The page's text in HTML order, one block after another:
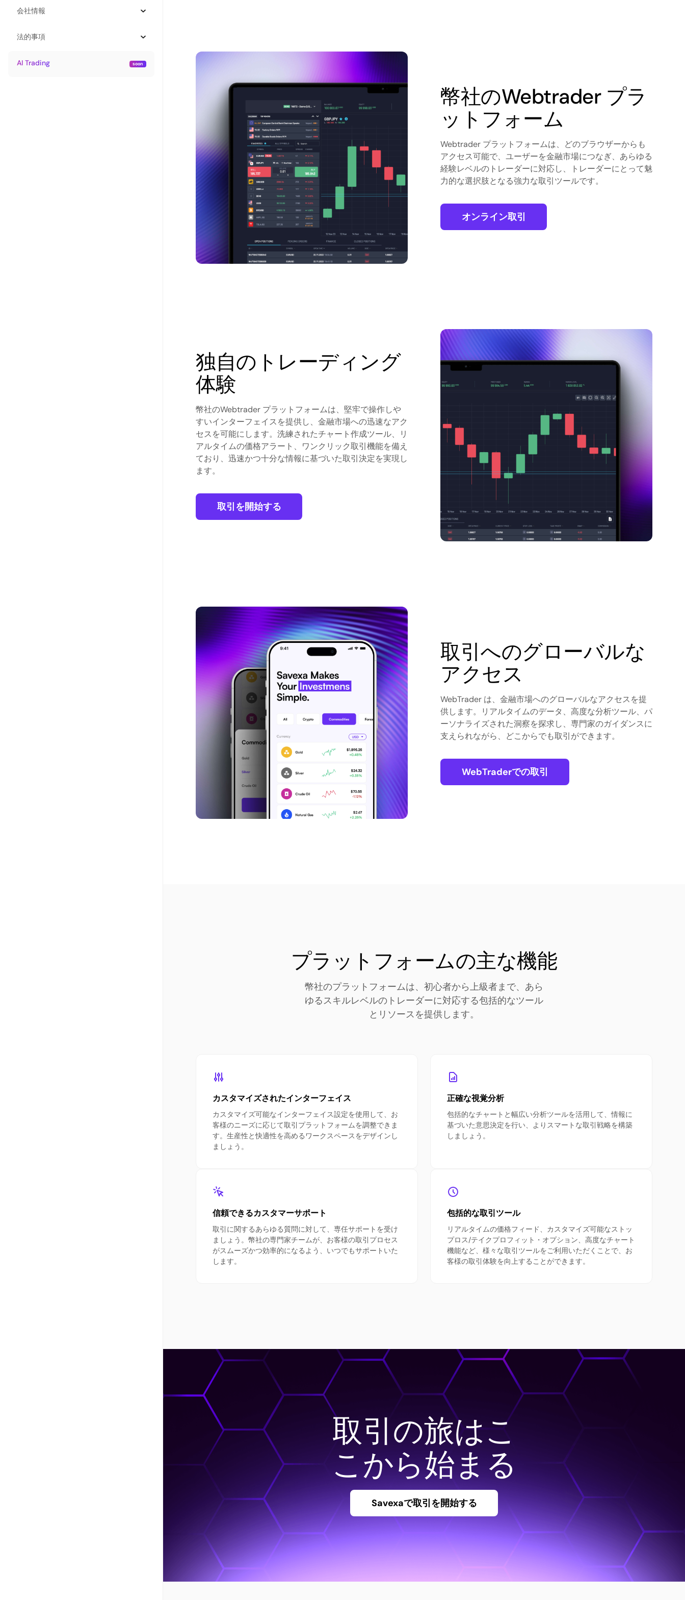
会社情報
法的事項
AI Trading
幣社のWebtrader プラ
ットフォーム
Webtrader プラットフォームは、どのブラウザーからも
アクセス可能で、ユーザーを金融市場につなぎ、あらゆる
経験レベルのトレーダーに対応し、トレーダーにとって魅
力的な選択肢となる強力な取引ツールです。
オンライン取引
独自のトレーディング
体験
幣社のWebtrader プラットフォームは、堅牢で操作しや
すいインターフェイスを提供し、金融市場への迅速なアク
セスを可能にします。洗練されたチャート作成ツール、リ
アルタイムの価格アラート、ワンクリック取引機能を備え
ており、迅速かつ十分な情報に基づいた取引決定を実現し
ます。
取引を開始する
取引へのグローバルな
アクセス
WebTrader は、金融市場へのグローバルなアクセスを提
供します。リアルタイムのデータ、高度な分析ツール、パ
ーソナライズされた洞察を探求し、専門家のガイダンスに
支えられながら、どこからでも取引ができます。
WebTraderでの取引
プラットフォームの主な機能
幣社のプラットフォームは、初心者から上級者まで、あら
ゆるスキルレベルのトレーダーに対応する包括的なツール
とリソースを提供します。
カスタマイズされたインターフェイス
カスタマイズ可能なインターフェイス設定を使用して、お
客様のニーズに応じて取引プラットフォームを調整できま
す。生産性と快適性を高めるワークスペースをデザインし
ましょう。
正確な視覚分析
包括的なチャートと幅広い分析ツールを活用して、情報に
基づいた意思決定を行い、よりスマートな取引戦略を構築
しましょう。
信頼できるカスタマーサポート
取引に関するあらゆる質問に対して、専任サポートを受け
ましょう。幣社の専門家チームが、お客様の取引プロセス
がスムーズかつ効率的になるよう、いつでもサポートいた
します。
包括的な取引ツール
リアルタイムの価格フィード、カスタマイズ可能なストッ
プロス/テイクプロフィット・オプション、高度なチャート
機能など、様々な取引ツールをご利用いただくことで、お
客様の取引体験を向上することができます。
取引の旅はこ
こから始まる
Savexaで取引を開始する